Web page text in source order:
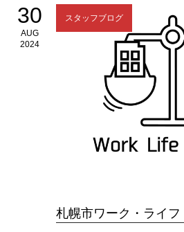
30
AUG
2024
スタッフブログ
札幌市ワーク・ライ